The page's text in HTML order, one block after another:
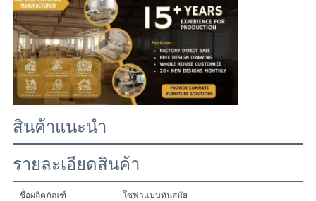
กรณี
ขอ
อ้าง
แผนผัง
เว็บไซต์
สินค้าแนะนำ
รายละเอียดสินค้า
ชื่อผลิตภัณฑ์ โซฟาแบบทันสมัย